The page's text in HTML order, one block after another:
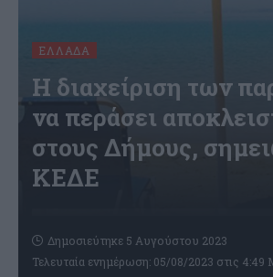
ΕΛΛΆΔΑ
Η διαχείριση των
να περάσει
στους Δήμους,
ΚΕΔΕ
Τελευταία ενημέρωση: 05/08/2023 στις
Δημοσιεύτηκε 5 Αυγούστου 2023